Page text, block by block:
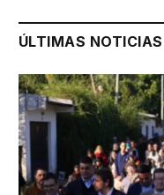
ÚLTIMAS NOTICIAS